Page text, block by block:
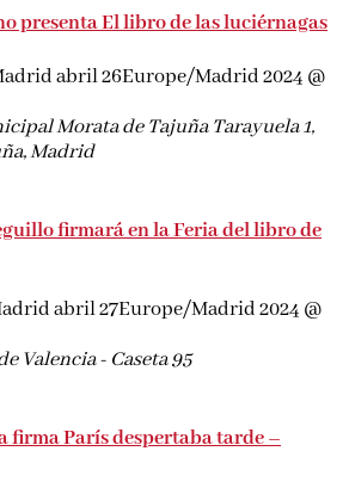
presenta El libro de las luciérnagas
abril 26Europe/Madrid 2024 @
Morata de TajuñaTarayuela 1,
Madrid
firmará en la Feria del libro de
abril 27Europe/Madrid 2024 @
Valencia - Caseta 95
firma París despertaba tarde –